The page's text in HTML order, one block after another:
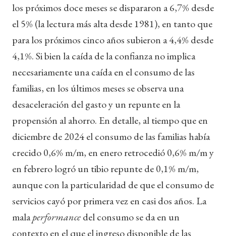
los próximos doce meses se dispararon a 6,7% desde
el 5% (la lectura más alta desde 1981), en tanto que
para los próximos cinco años subieron a 4,4% desde
4,1%. Si bien la caída de la confianza no implica
necesariamente una caída en el consumo de las
familias, en los últimos meses se observa una
desaceleración del gasto y un repunte en la
propensión al ahorro. En detalle, al tiempo que en
diciembre de 2024 el consumo de las familias había
crecido 0,6% m/m, en enero retrocedió 0,6% m/m y
en febrero logró un tibio repunte de 0,1% m/m,
aunque con la particularidad de que el consumo de
servicios cayó por primera vez en casi dos años. La
malaperformancedel consumo se da en un
contexto en el que el ingreso disponible de las